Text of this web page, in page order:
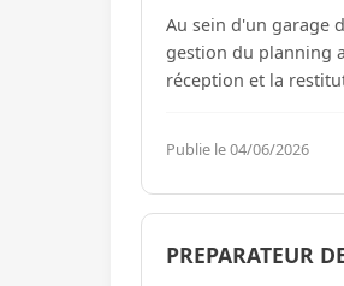
Au sein d'un garage de
gestion du planning
réception et la
Publie le 04/06/2026
PREPARATEUR